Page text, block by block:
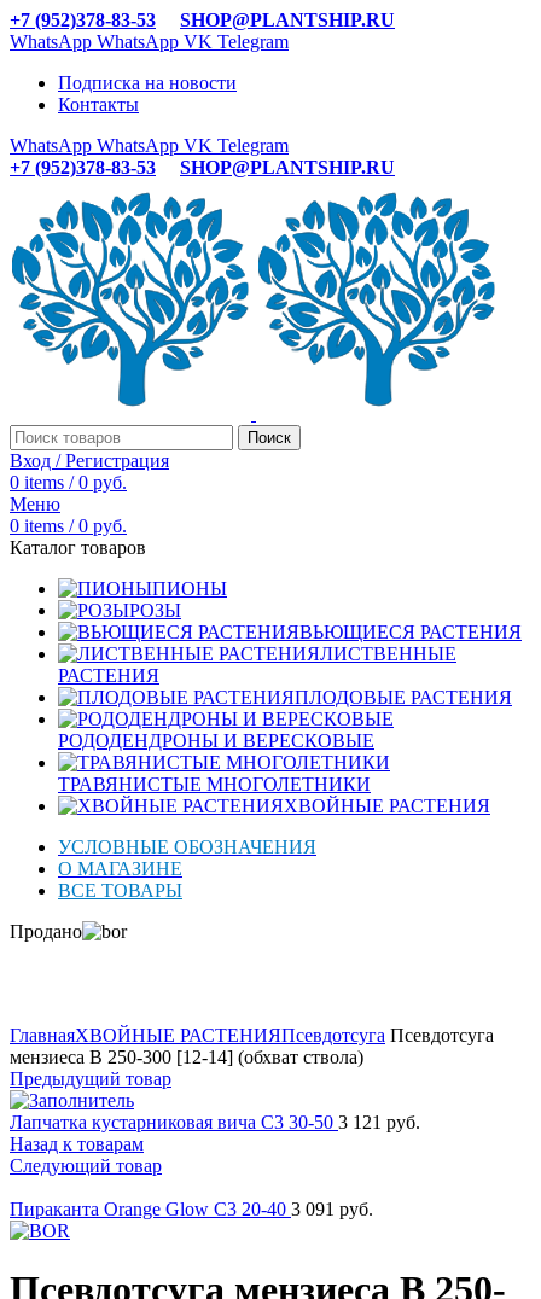
+7 (952)378-83-53
SHOP@PLANTSHIP.RU
WhatsApp WhatsApp VK Telegram
Подписка на новости
Контакты
WhatsApp WhatsApp VK Telegram
+7 (952)378-83-53
SHOP@PLANTSHIP.RU
Поиск
Вход / Регистрация
0 items / 0 руб.
Меню
0 items / 0 руб.
Каталог товаров
ПИОНЫ
РОЗЫ
ВЬЮЩИЕСЯ РАСТЕНИЯ
ЛИСТВЕННЫЕ
РАСТЕНИЯ
ПЛОДОВЫЕ РАСТЕНИЯ
РОДОДЕНДРОНЫ И ВЕРЕСКОВЫЕ
ТРАВЯНИСТЫЕ МНОГОЛЕТНИКИ
ХВОЙНЫЕ РАСТЕНИЯ
УСЛОВНЫЕ ОБОЗНАЧЕНИЯ
О МАГАЗИНЕ
ВСЕ ТОВАРЫ
Продано
ГлавнаяХВОЙНЫЕ РАСТЕНИЯПсевдотсуга Псевдотсуга
мензиеса B 250-300 [12-14] (обхват ствола)
Предыдущий товар
Лапчатка кустарниковая вича C3 30-50 3 121 руб.
Назад к товарам
Следующий товар
Пираканта Orange Glow C3 20-40 3 091 руб.
Псевдотсуга мензиеса B 250-